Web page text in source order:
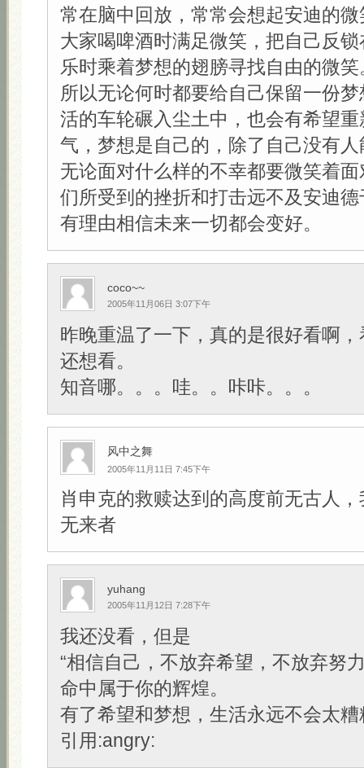
常在脑中回放，常常会想起安迪的
大家喝啤酒时满足微笑，把自己反
乐时乘着梦想的翅膀寻找自由的微笑
所以无论何时都要给自己保留一份
活的车轮碾入尘土中，也会有希望
气，梦想是自己的，除了自己没有
无论面对什么样的不幸都要微笑着
们所受到的挫折和打击远不及安迪
有理由相信未来一切都会变好。
coco~~
2005年11月06日 3:07下午
昨晚重温了一下，真的是很好看啊
还想看。
知音哪。。。哇。。咔咔。。。
风中之舞
2005年11月11日 7:45下午
肖申克的救赎达到的高度前无古人
无来者
yuhang
2005年11月12日 7:28下午
我还没看，但是
“相信自己，不放弃希望，不放弃努
命中属于你的辉煌。
有了希望和梦想，生活永远不会太糟
引用:angry: